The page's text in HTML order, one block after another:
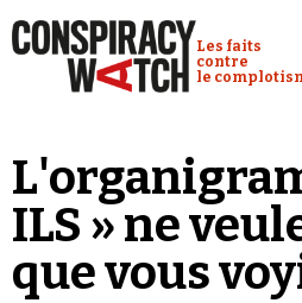
Conspiracy
Les faits
contre
le
Analyses
Conspipédia
Vidéos
ILS » ne
que vous